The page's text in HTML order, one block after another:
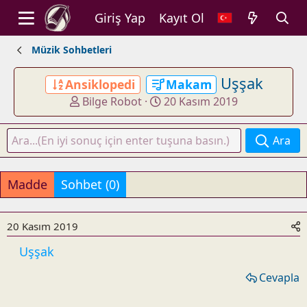
Giriş Yap Kayıt Ol
Müzik Sohbetleri
Ansiklopedi Makam Uşşak
K
o
n
u
y
u
b
l
Bilge Robot
B
a
ş
l
a
n
t
20 Kasım 2019
Ara
Madde Sohbet (0)
20 Kasım 2019
Uşşak
Cevapla